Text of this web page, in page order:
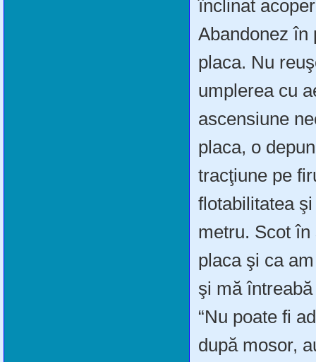
înclinat
Abandonez în
placa. Nu
umplerea cu
ascensiune
placa, o
tracţiune pe
flotabilitatea
metru. Scot
placa şi ca
şi mă
“Nu poate fi
după mosor,